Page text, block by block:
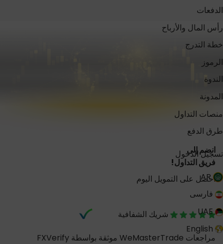
الدفعات
رأس المال والأرباح
خطة التدرج
الرموز
الندوة
المدونة
منصات التداول
طرق الدفع
تسجيل الدخول
AR
فارسی
UAE
انضم إلى
فريق التداول!
احصل على التمويل اليوم
شريك الشفافية
مراجعات WeMasterTrade موثقة بواسطة FXVerify